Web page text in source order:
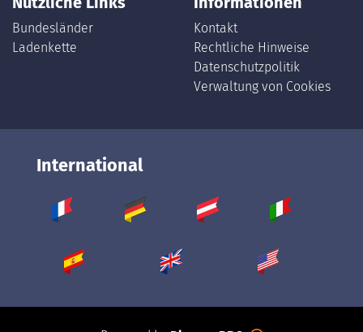
Bundesländer
Ladenkette
Kontakt
Rechtliche Hinweise
Datenschutzpolitik
Verwaltung von Cookies
International